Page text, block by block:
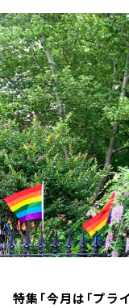
YouTube
会社情報
特集「今月は「プラ